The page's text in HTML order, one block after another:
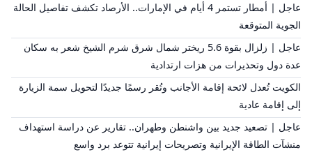
عاجل | أمطار تستمر 4 أيام في الإمارات.. الأرصاد تكشف تفاصيل الحالة
الجوية المتوقعة
عاجل | زلزال بقوة 5.6 ريختر شمال شرق شرم الشيخ شعر به سكان
عدة دول وتحذيرات من هزات ارتدادية
الكويت تُعدل لائحة إقامة الأجانب وتُقر رسمًا جديدًا لتحويل سمة الزيارة
إلى إقامة عادية
عاجل | تصعيد جديد بين واشنطن وطهران.. تقارير عن دراسة استهداف
منشآت الطاقة الإيرانية وتصريحات إيرانية تتوعد برد واسع